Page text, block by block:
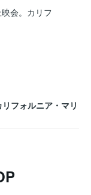
フォルニア・マリ